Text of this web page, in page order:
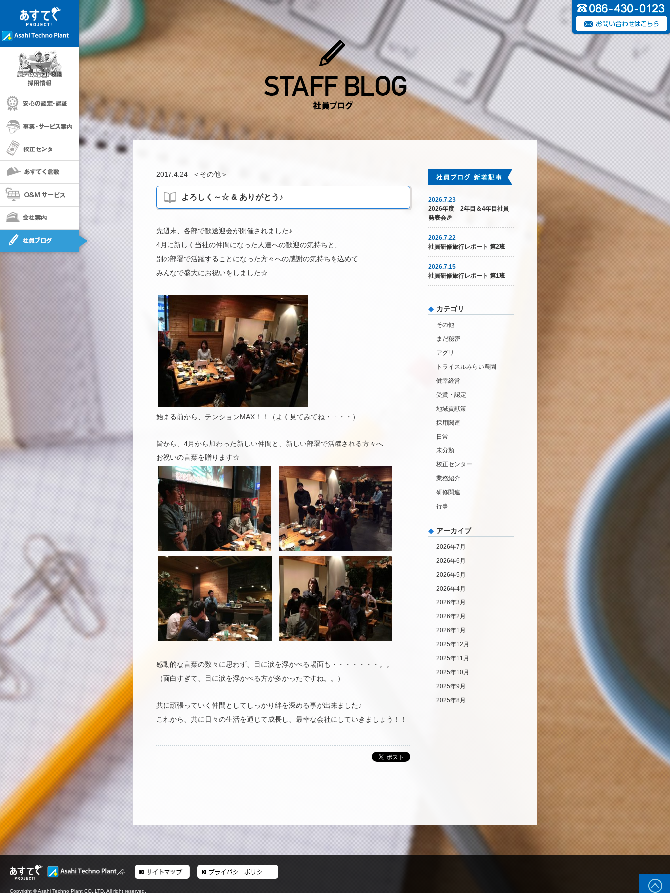
採用情報
安心の保証・認定
事業・サービス案内
校正センター
あすてく倉敷
O＆Mサービス
会社案内
社員ブログ
2017.4.24 ＜ その他＞
よろしく～☆ & ありがとう♪
先週末、各部で歓送迎会が開催されました♪
4月に新しく当社の仲間になった人達への歓迎の気持ちと、
別の部署で活躍することになった方々への感謝の気持ちを込めて
みんなで盛大にお祝いをしました☆
始まる前から、テンションMAX！！（よく見てみてね・・・・）
皆から、4月から加わった新しい仲間と、新しい部署で活躍される方々へ
お祝いの言葉を贈ります☆
感動的な言葉の数々に思わず、目に涙を浮かべる場面も・・・・・・・。。
（面白すぎて、目に涙を浮かべる方が多かったですね。。）
共に頑張っていく仲間としてしっかり絆を深める事が出来ました♪
これから、共に日々の生活を通じて成長し、最幸な会社にしていきましょう！！
2026.7.23
2026年度 2年目＆4年目社員
発表会🎉
2026.7.22
社員研修旅行レポート 第2班
2026.7.15
社員研修旅行レポート 第1班
カテゴリ
その他
まだ秘密
アグリ
トライスルみらい農園
健幸経営
受賞・認定
地域貢献策
採用関連
日常
未分類
校正センター
業務紹介
研修関連
行事
アーカイブ
2026年7月
2026年6月
2026年5月
2026年4月
2026年3月
2026年2月
2026年1月
2025年12月
2025年11月
2025年10月
2025年9月
2025年8月
Copyright © Asahi Techno Plant CO,.LTD. All right reserved.